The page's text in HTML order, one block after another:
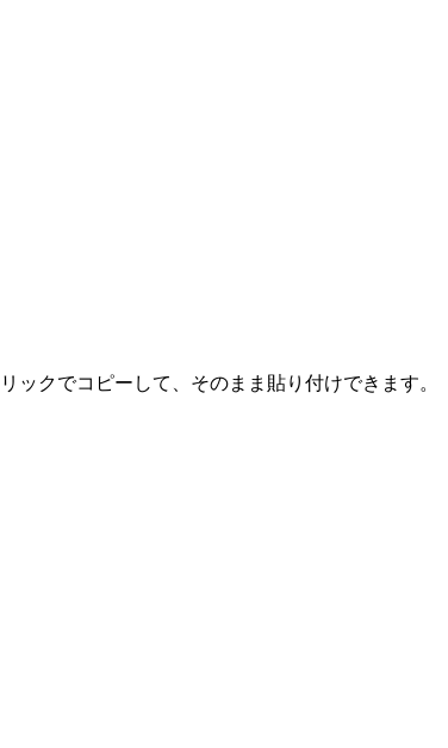
ックでコピーして、そのまま貼り付けできます。